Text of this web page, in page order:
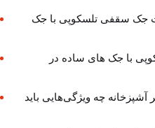
جک سقفی تلسکوپی با جک
با جک های ساده در
آشپزخانه چه ویژگی‌هایی باید